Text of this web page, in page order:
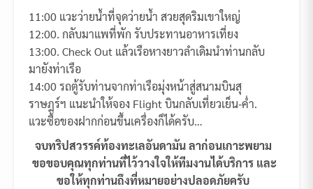
11:00 แวะว่ายน้ำที่จุดว่ายน้ำ สวยสุดริมเขาใหญ่
12:00. กลับมาแพที่พัก รับประทานอาหารเที่ยง
13:00. Check Out แล้วเรือหางยาวลำเดิมนำท่านกลับ
มายังท่าเรือ
14:00 รถตู้รับท่านจากท่าเรือมุ่งหน้าสู่สนามบินสุ
ราษฎร์ฯ แนะนำให้จอง Flight บินกลับเที่ยวเย็น-ค่ำ.
แวะซื้อของฝากก่อนขึ้นเครื่องก็ได้ครับ…
จบทริปสวรรค์ท้องทะเลอันดามัน ลาก่อนเกาะพยาม
ขอขอบคุณทุกท่านที่ไว้วางใจให้ทีมงานได้บริการ และ
ขอให้ทุกท่านถึงที่หมายอย่างปลอดภัยครับ